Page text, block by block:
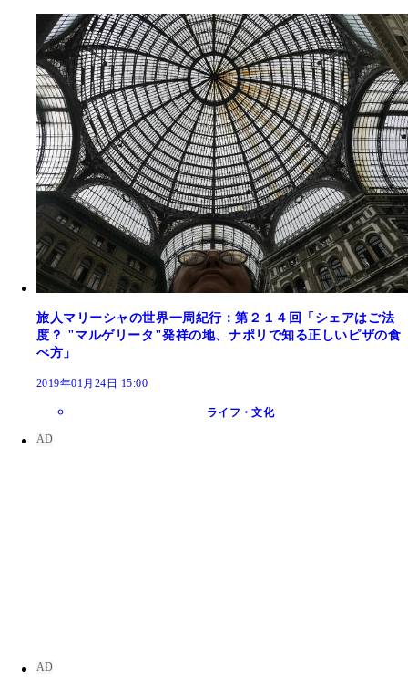
旅人マリーシャの世界一周紀行：第２１４回「シェアはご法
度？ "マルゲリータ"発祥の地、ナポリで知る正しいピザの食
べ方」
2019年01月24日 15:00
ライフ・文化